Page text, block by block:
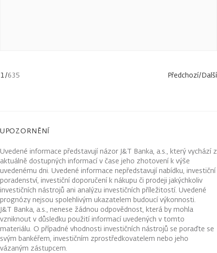
1/635 Předchozí/Další
UPOZORNĚNÍ
Uvedené informace představují názor J&T Banka, a.s., který vychází z
aktuálně dostupných informací v čase jeho zhotovení k výše
uvedenému dni. Uvedené informace nepředstavují nabídku, investiční
poradenství, investiční doporučení k nákupu či prodeji jakýchkoliv
investičních nástrojů ani analýzu investičních příležitostí. Uvedené
prognózy nejsou spolehlivým ukazatelem budoucí výkonnosti.
J&T Banka, a.s., nenese žádnou odpovědnost, která by mohla
vzniknout v důsledku použití informací uvedených v tomto
materiálu. O případné vhodnosti investičních nástrojů se poraďte se
svým bankéřem, investičním zprostředkovatelem nebo jeho
vázaným zástupcem.